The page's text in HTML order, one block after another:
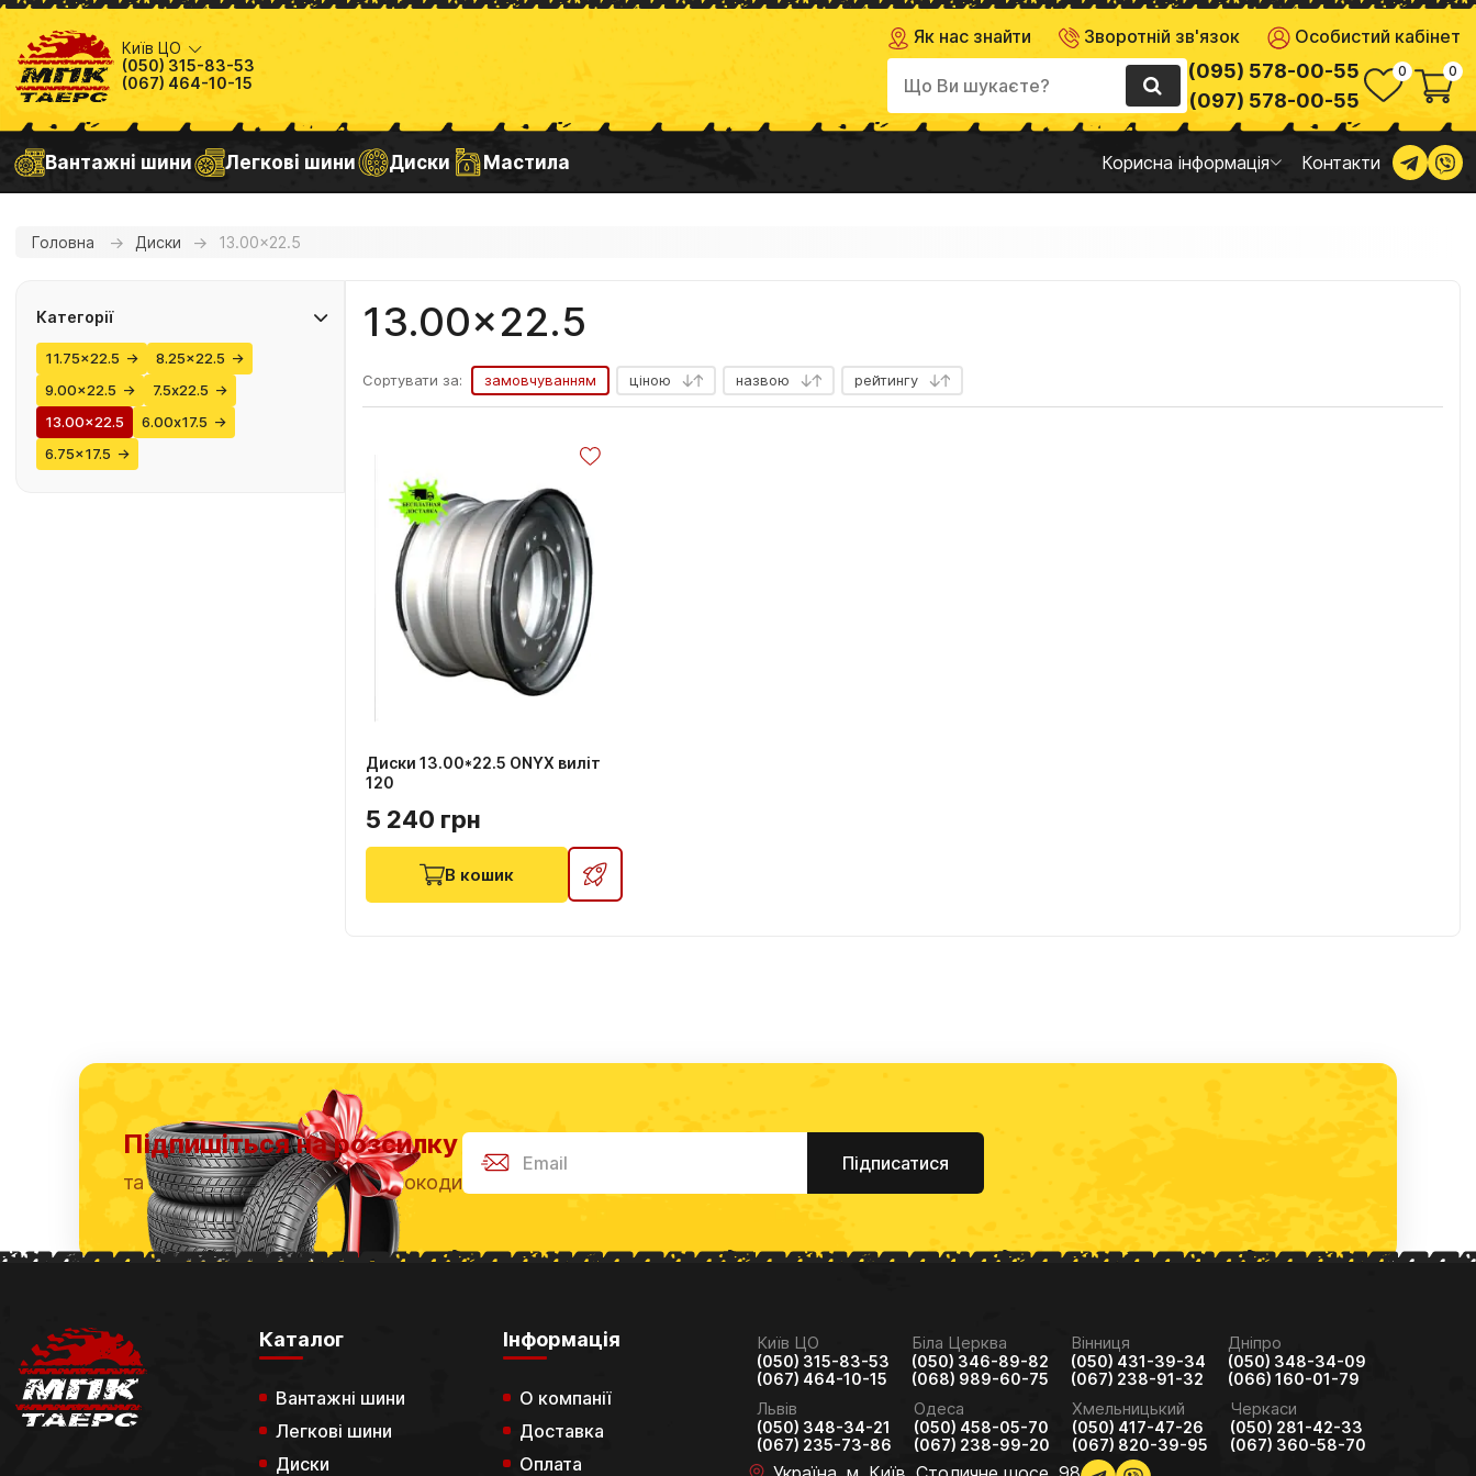
Київ ЦО
(050) 315-83-53
(067) 464-10-15
Як нас знайти Зворотній зв'язок Особистий кабінет
(095) 578-00-55
(097) 578-00-55
0 0
Вантажні шини Легкові шини Диски Мастила Корисна інформація Контакти
Головна Диски 13.00x22.5
Категорії
11.75x22.5 → 8.25x22.5 →
9.00x22.5 → 7.5х22.5 →
13.00x22.5
6.00х17.5 →
6.75x17.5 →
13.00x22.5
Сортувати за: замовчуванням ціною назвою рейтингу
Диски 13.00*22.5 ONYX виліт
120
5 240 грн
В кошик
Підпишіться на розсилку
та отримуйте знижки та промокоди
Підписатися
Каталог
Вантажні шини
Легкові шини
Диски
Інформація
О компанії
Доставка
Оплата
Київ ЦО
(050) 315-83-53
(067) 464-10-15
Біла Церква
(050) 346-89-82
(068) 989-60-75
Вінниця
(050) 431-39-34
(067) 238-91-32
Дніпро
(050) 348-34-09
(066) 160-01-79
Львів
(050) 348-34-21
(067) 235-73-86
Одеса
(050) 458-05-70
(067) 238-99-20
Хмельницький
(050) 417-47-26
(067) 820-39-95
Черкаси
(050) 281-42-33
(067) 360-58-70